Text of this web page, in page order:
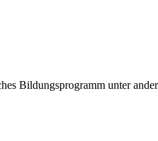
Bildungsprogramm unter